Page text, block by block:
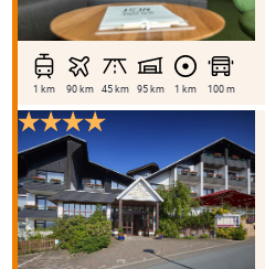
1 km 90 km 45 km 95 km 1 km 100 m